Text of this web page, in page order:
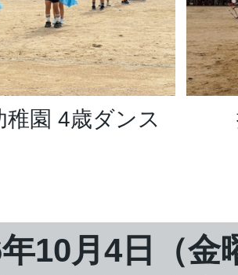
稚園 4歳ダンス
10月4日（金